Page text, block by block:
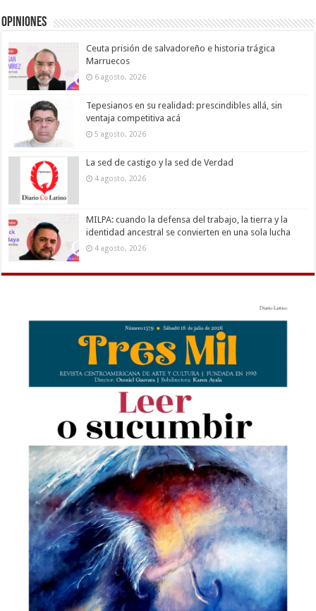
Opiniones
Ceuta prisión de salvadoreño e historia trágica
Marruecos
6 agosto, 2026
Tepesianos en su realidad: prescindibles allá, sin
ventaja competitiva acá
5 agosto, 2026
La sed de castigo y la sed de Verdad
4 agosto, 2026
MILPA: cuando la defensa del trabajo, la tierra y la
identidad ancestral se convierten en una sola lucha
4 agosto, 2026